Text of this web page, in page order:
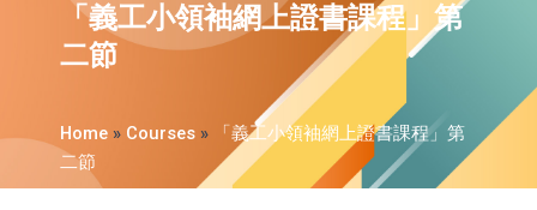
「義工小領袖網上證書課程」第
二節
Home » Courses »
「義工小領袖網上證書課程」第
二節